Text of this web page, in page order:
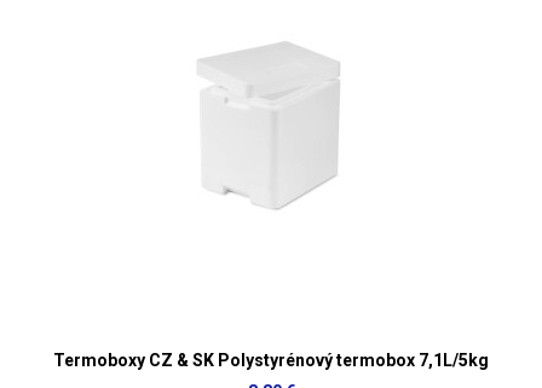
Termoboxy CZ & SK Polystyrénový termobox 7,1L/5kg